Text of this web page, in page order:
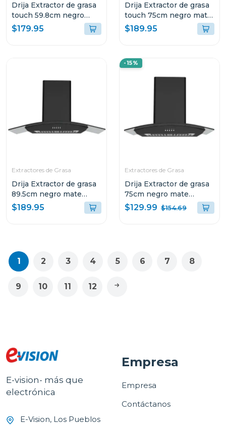
Drija Extractor de grasa
touch 59.8cm negro
mate prismatouch60
$179.95
Drija Extractor de grasa
touch 75cm negro mate
prismatouch76
$189.95
Extractores de Grasa
Drija Extractor de grasa
89.5cm negro mate
galaxy90
$189.95
-15%
Extractores de Grasa
Drija Extractor de grasa
75cm negro mate
galaxy76
$129.99 $154.69
1 2 3 4 5 6 7 8
9 10 11 12
E-vision- más que
electrónica
E-Vision, Los Pueblos
Empresa
Empresa
Contáctanos